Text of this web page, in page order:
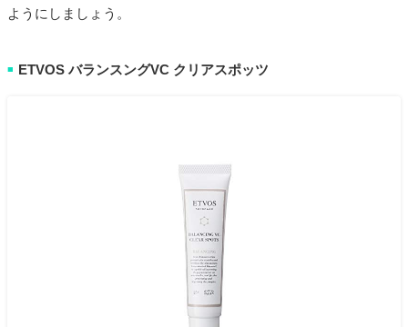
ようにしましょう。
■ ETVOS バランスングVC クリアスポッツ